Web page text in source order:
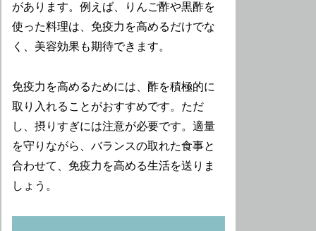
があります。例えば、りんご酢や黒酢を
使った料理は、免疫力を高めるだけでな
く、美容効果も期待できます。
免疫力を高めるためには、酢を積極的に
取り入れることがおすすめです。ただ
し、摂りすぎには注意が必要です。適量
を守りながら、バランスの取れた食事と
合わせて、免疫力を高める生活を送りま
しょう。